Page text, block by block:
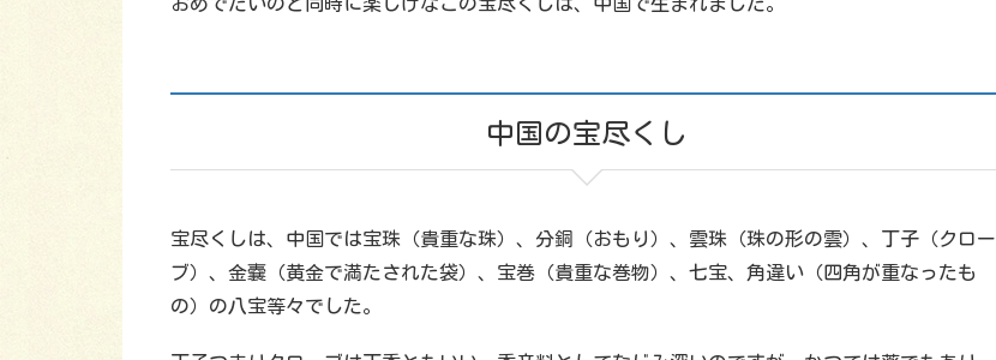
中国の宝尽くし
宝尽くしは、中国では宝珠（貴重な珠）、分銅（おもり）、雲珠（珠の形の雲）、丁子（クロー
ブ）、金嚢（黄金で満たされた袋）、宝巻（貴重な巻物）、七宝、角違い（四角が重なったも
の）の八宝等々でした。